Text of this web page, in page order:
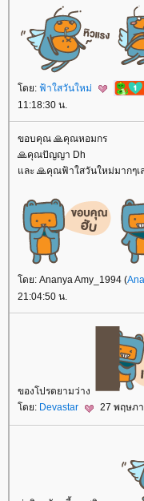
โดย: ฟ้าใสวันใหม่
11:18:30 น.
ขอบคุณ 🙏คุณหอมกร
🙏คุณปัญญา Dh
และ 🙏คุณฟ้าใสวันใหม่มากๆเ
โดย: Ananya Amy_1994 (
21:04:50 น.
ของโปรดยามว่าง
โดย: Devastar 27 พฤษภ